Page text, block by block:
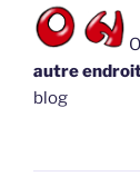
autre
blog